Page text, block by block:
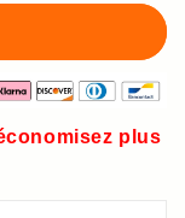
plus